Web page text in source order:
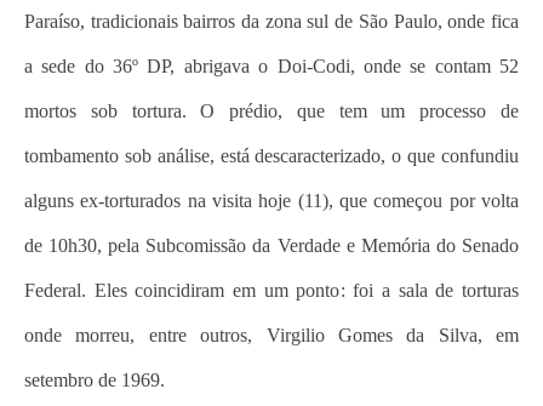
Paraíso, tradicionais bairros da zona sul de São Paulo, onde fica
a sede do 36º DP, abrigava o Doi-Codi, onde se contam 52
mortos sob tortura. O prédio, que tem um processo de
tombamento sob análise, está descaracterizado, o que confundiu
alguns ex-torturados na visita hoje (11), que começou por volta
de 10h30, pela Subcomissão da Verdade e Memória do Senado
Federal. Eles coincidiram em um ponto: foi a sala de torturas
onde morreu, entre outros, Virgilio Gomes da Silva, em
setembro de 1969.